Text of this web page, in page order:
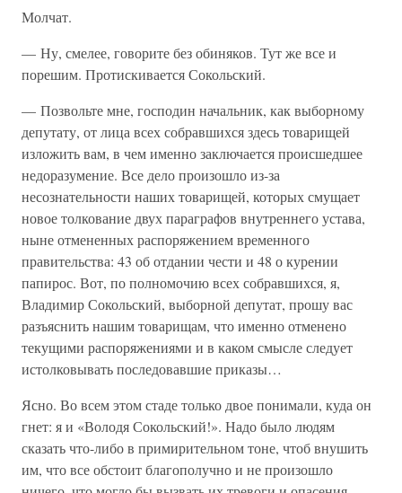
Молчат.
— Ну, смелее, говорите без обиняков. Тут же все и
порешим. Протискивается Сокольский.
— Позвольте мне, господин начальник, как выборному
депутату, от лица всех собравшихся здесь товарищей
изложить вам, в чем именно заключается происшедшее
недоразумение. Все дело произошло из-за
несознательности наших товарищей, которых смущает
новое толкование двух параграфов внутреннего устава,
ныне отмененных распоряжением временного
правительства: 43 об отдании чести и 48 о курении
папирос. Вот, по полномочию всех собравшихся, я,
Владимир Сокольский, выборной депутат, прошу вас
разъяснить нашим товарищам, что именно отменено
текущими распоряжениями и в каком смысле следует
истолковывать последовавшие приказы…
Ясно. Во всем этом стаде только двое понимали, куда он
гнет: я и «Володя Сокольский!». Надо было людям
сказать что-либо в примирительном тоне, чтоб внушить
им, что все обстоит благополучно и не произошло